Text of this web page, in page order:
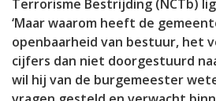
Terrorisme Bestrijding (NCTb)
‘Maar waarom heeft de
openbaarheid van bestuur, het
cijfers dan niet doorgestuurd
wil hij van de burgemeester